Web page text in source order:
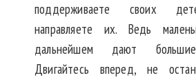
поддерживаете своих
направляете их. Ведь
дальнейшем дают
Двигайтесь вперед, не